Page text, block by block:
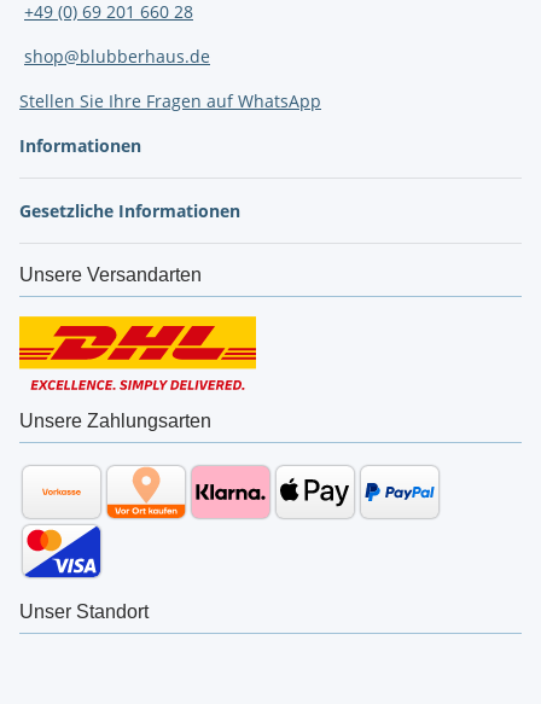
+49 (0) 69 201 660 28
shop@blubberhaus.de
Stellen Sie Ihre Fragen auf WhatsApp
Informationen
Gesetzliche Informationen
Unsere Versandarten
Unsere Zahlungsarten
Unser Standort